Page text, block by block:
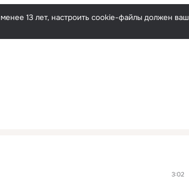
13 лет, настроить cookie-файлы должен ваш
3:02